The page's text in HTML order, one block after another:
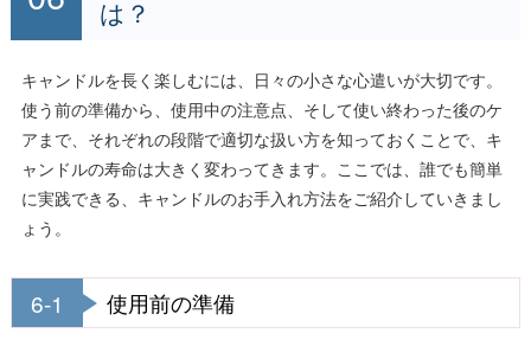
は？
キャンドルを長く楽しむには、日々の小さな心遣いが大切です。
使う前の準備から、使用中の注意点、そして使い終わった後のケ
アまで、それぞれの段階で適切な扱い方を知っておくことで、キ
ャンドルの寿命は大きく変わってきます。ここでは、誰でも簡単
に実践できる、キャンドルのお手入れ方法をご紹介していきまし
ょう。
6-1 使用前の準備